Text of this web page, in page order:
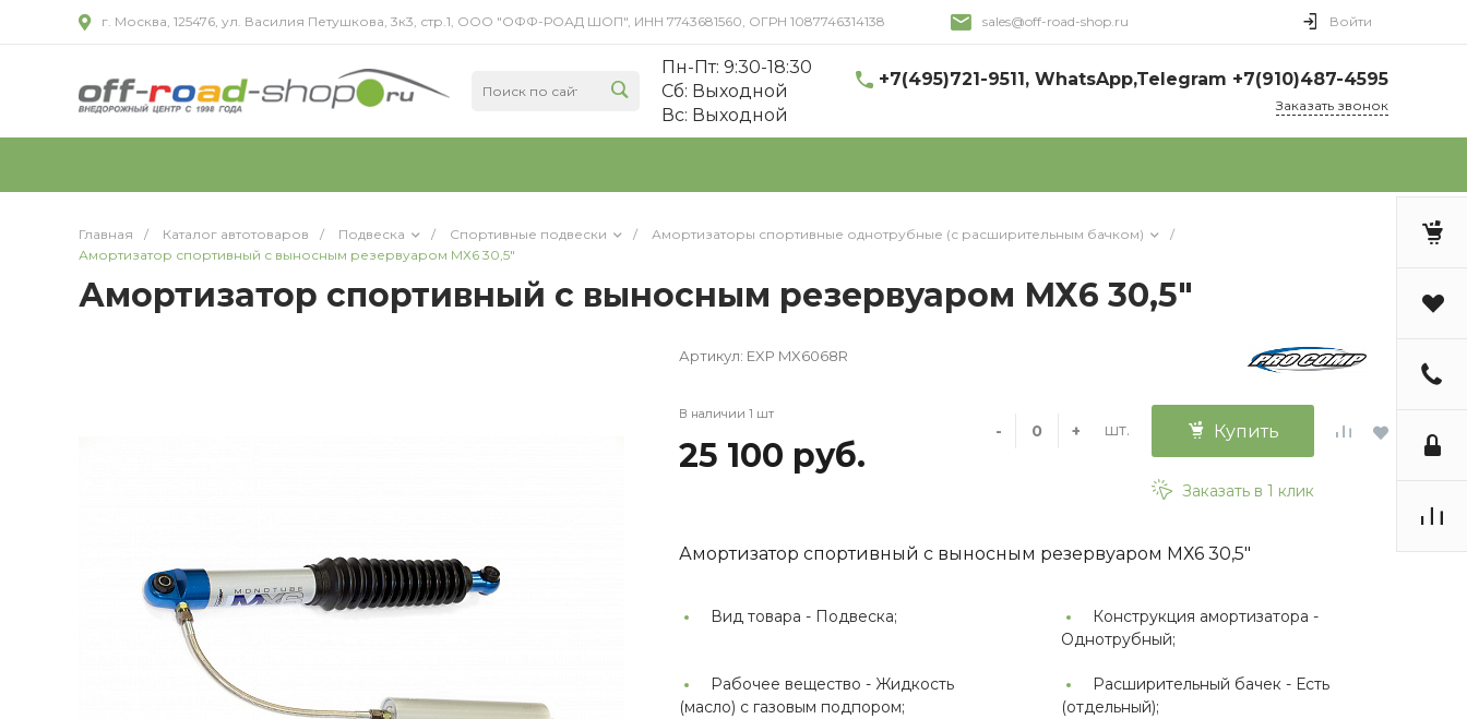
г. Москва, 125476, ул. Василия Петушкова, 3к3, стр.1, ООО "ОФФ-РОАД ШОП", ИНН 7743681560, ОГРН 1087746314138 sales@off-road-shop.ru Войти
Пн-Пт: 9:30-18:30
Cб: Выходной
Вс: Выходной
+7(495)721-9511, WhatsApp,Telegram +7(910)487-4595
Заказать звонок
Главная / Каталог автотоваров / Подвеска / Спортивные подвески / Амортизаторы спортивные однотрубные (с расширительным бачком)
/
Амортизатор спортивный с выносным резервуаром МХ6 30,5"
Амортизатор спортивный с выносным резервуаром МХ6 30,5"
Артикул: EXP MX6068R
В наличии 1 шт
25 100 руб.
- + шт. Купить
Заказать в 1 клик
Амортизатор спортивный с выносным резервуаром МХ6 30,5"
Вид товара - Подвеска;
Конструкция амортизатора -
Однотрубный;
Рабочее вещество - Жидкость
(масло) с газовым подпором;
Расширительный бачек - Есть
(отдельный);